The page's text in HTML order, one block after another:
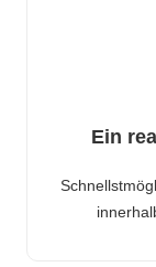
Ein